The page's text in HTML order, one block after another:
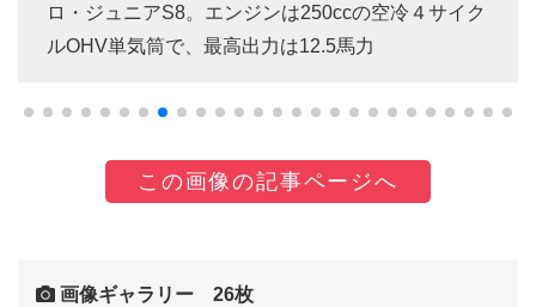
ロ・ジュニアS8。エンジンは250ccの空冷４サイク
ルOHV単気筒で、最高出力は12.5馬力
この画像の記事ページへ
画像ギャラリー 26枚